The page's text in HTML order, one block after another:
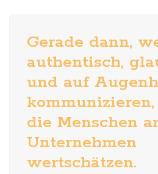
Gerade dann,
authentisch,
und auf
die Menschen
Unternehmen
wertschätzen.